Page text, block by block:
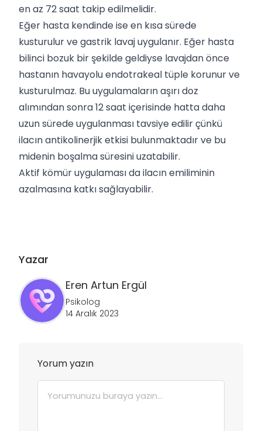
en az 72 saat takip edilmelidir.
Eğer hasta kendinde ise en kısa sürede
kusturulur ve gastrik lavaj uygulanır. Eğer hasta
bilinci bozuk bir şekilde geldiyse lavajdan önce
hastanın havayolu endotrakeal tüple korunur ve
kusturulmaz. Bu uygulamaların aşırı doz
alımından sonra 12 saat içerisinde hatta daha
uzun sürede uygulanması tavsiye edilir çünkü
ilacın antikolinerjik etkisi bulunmaktadır ve bu
midenin boşalma süresini uzatabilir.
Aktif kömür uygulaması da ilacın emiliminin
azalmasına katkı sağlayabilir.
Yazar
Eren Artun Ergül
Psikolog
14 Aralık 2023
Yorum yazın